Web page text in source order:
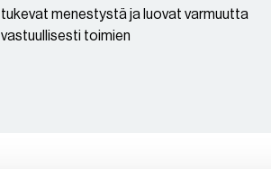
tukevat menestystä ja luovat varmuutta
vastuullisesti toimien